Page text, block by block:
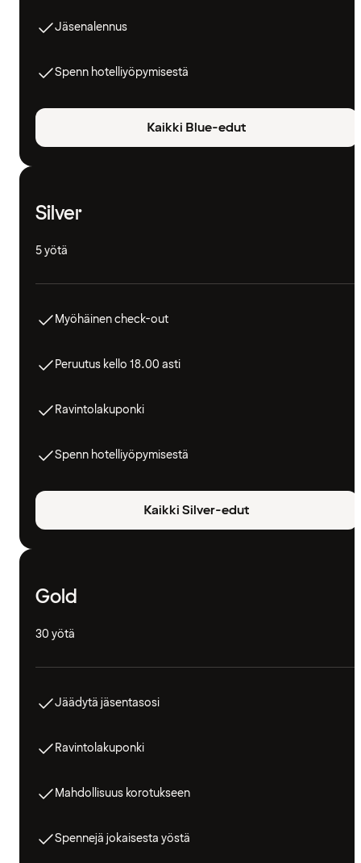
Jäsenalennus
Spenn hotelliyöpymisestä
Kaikki Blue-edut
Silver
5 yötä
Myöhäinen check-out
Peruutus kello 18.00 asti
Ravintolakuponki
Spenn hotelliyöpymisestä
Kaikki Silver-edut
Gold
30 yötä
Jäädytä jäsentasosi
Ravintolakuponki
Mahdollisuus korotukseen
Spennejä jokaisesta yöstä